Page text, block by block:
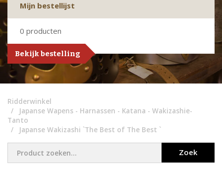
Mijn bestellijst
0 producten
Bekijk bestelling
Ridderwinkel
Japanse Wapens - Harnassen - Katana - Wakizashie-
Tanto
Japanse Wakizashi `The Best of The Best `
Zoek